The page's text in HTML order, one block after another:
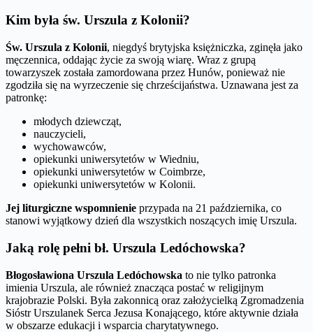
Kim była św. Urszula z Kolonii?
Św. Urszula z Kolonii, niegdyś brytyjska księżniczka, zginęła jako
męczennica, oddając życie za swoją wiarę. Wraz z grupą
towarzyszek została zamordowana przez Hunów, ponieważ nie
zgodziła się na wyrzeczenie się chrześcijaństwa. Uznawana jest za
patronkę:
młodych dziewcząt,
nauczycieli,
wychowawców,
opiekunki uniwersytetów w Wiedniu,
opiekunki uniwersytetów w Coimbrze,
opiekunki uniwersytetów w Kolonii.
Jej liturgiczne wspomnienie przypada na 21 października, co
stanowi wyjątkowy dzień dla wszystkich noszących imię Urszula.
Jaką rolę pełni bł. Urszula Ledóchowska?
Błogosławiona Urszula Ledóchowska to nie tylko patronka
imienia Urszula, ale również znacząca postać w religijnym
krajobrazie Polski. Była zakonnicą oraz założycielką Zgromadzenia
Sióstr Urszulanek Serca Jezusa Konającego, które aktywnie działa
w obszarze edukacji i wsparcia charytatywnego.